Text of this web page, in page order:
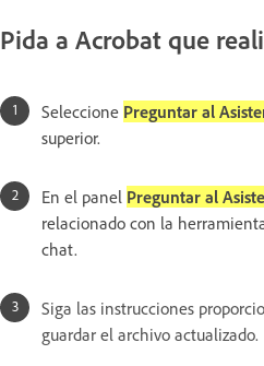
Pida a Acrobat que
Seleccione Preguntar al
superior.
En el panel Preguntar al
relacionado con la
chat.
Siga las instrucciones
guardar el archivo actualizado.